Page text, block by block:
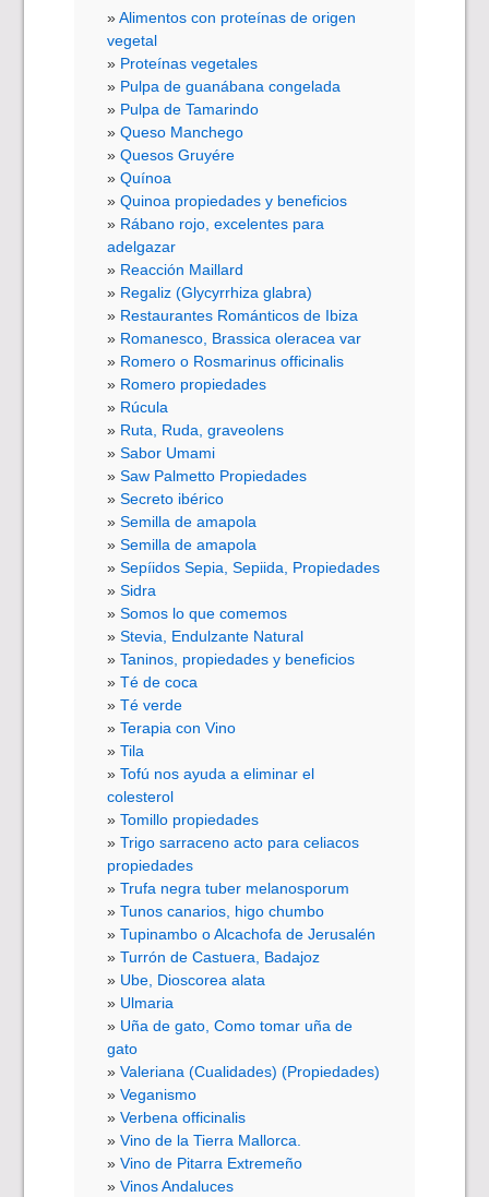
Alimentos con proteínas de origen
vegetal
Proteínas vegetales
Pulpa de guanábana congelada
Pulpa de Tamarindo
Queso Manchego
Quesos Gruyére
Quínoa
Quinoa propiedades y beneficios
Rábano rojo, excelentes para
adelgazar
Reacción Maillard
Regaliz (Glycyrrhiza glabra)
Restaurantes Románticos de Ibiza
Romanesco, Brassica oleracea var
Romero o Rosmarinus officinalis
Romero propiedades
Rúcula
Ruta, Ruda, graveolens
Sabor Umami
Saw Palmetto Propiedades
Secreto ibérico
Semilla de amapola
Semilla de amapola
Sepíidos Sepia, Sepiida, Propiedades
Sidra
Somos lo que comemos
Stevia, Endulzante Natural
Taninos, propiedades y beneficios
Té de coca
Té verde
Terapia con Vino
Tila
Tofú nos ayuda a eliminar el
colesterol
Tomillo propiedades
Trigo sarraceno acto para celiacos
propiedades
Trufa negra tuber melanosporum
Tunos canarios, higo chumbo
Tupinambo o Alcachofa de Jerusalén
Turrón de Castuera, Badajoz
Ube, Dioscorea alata
Ulmaria
Uña de gato, Como tomar uña de
gato
Valeriana (Cualidades) (Propiedades)
Veganismo
Verbena officinalis
Vino de la Tierra Mallorca.
Vino de Pitarra Extremeño
Vinos Andaluces